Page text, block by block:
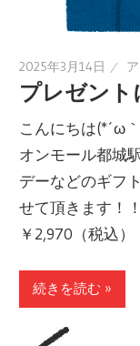
2025年3月14日
プレゼン
こんにちは(*´ω
オンモール都城
デーなどのギフ
せて頂きます！
￥2,970（税込）
続きを読む »